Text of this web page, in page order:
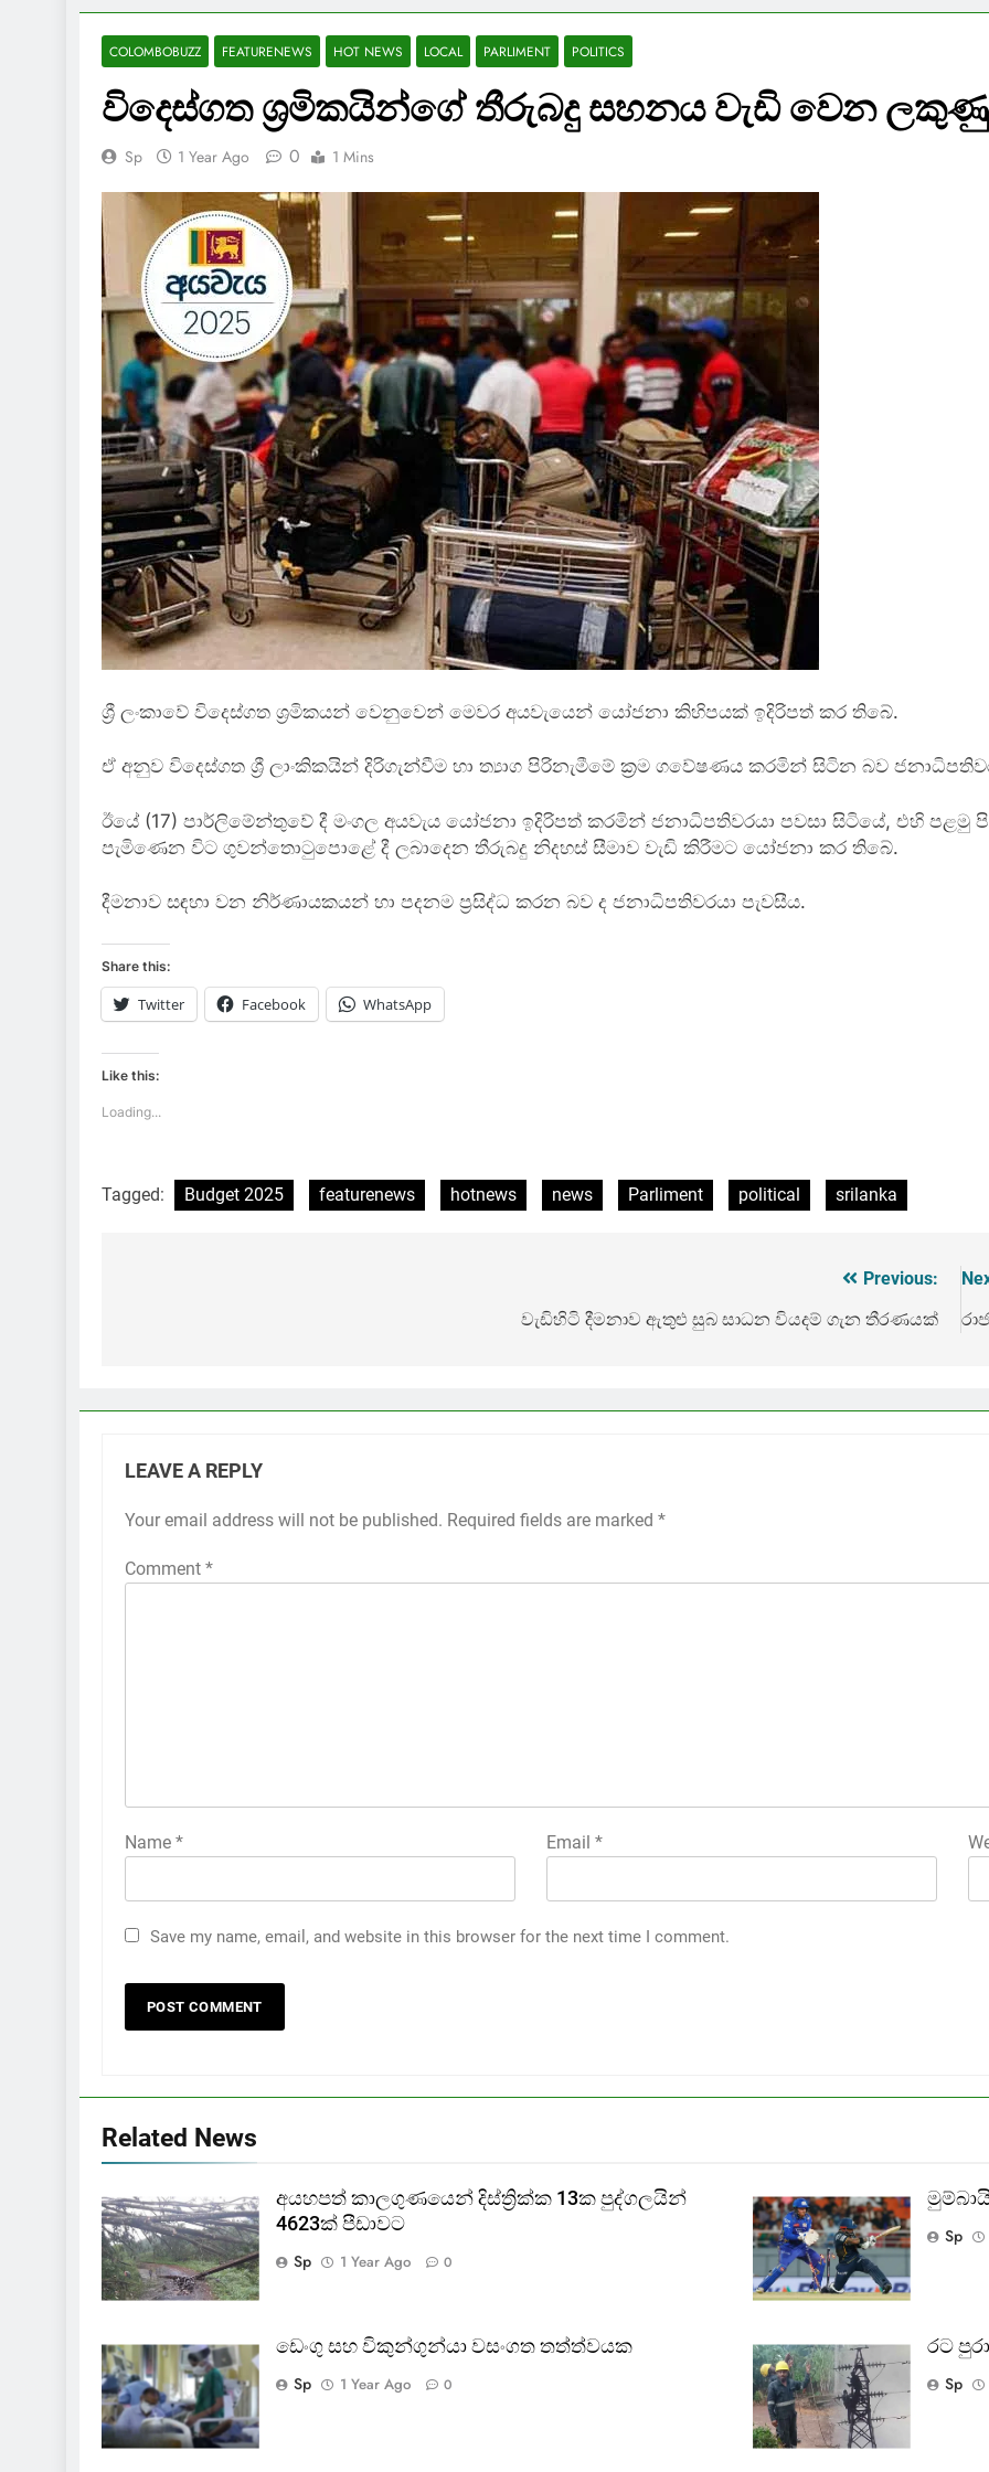
COLOMBOBUZZ FEATURENEWS HOT NEWS LOCAL PARLIMENT POLITICS
විදෙස්ගත ශ්‍රමිකයින්ගේ තීරුබදු සහනය වැඩි වෙන ලකුණු
Sp 1 Year Ago 0 1 Mins
ශ්‍රී ලංකාවේ විදෙස්ගත ශ්‍රමිකයන් වෙනුවෙන් මෙවර අයවැයෙන් යෝජනා කිහිපයක් ඉදිරිපත් කර තිබේ.
ඒ අනුව විදෙස්ගත ශ්‍රී ලාංකිකයින් දිරිගැන්වීම හා ත්‍යාග පිරිනැමීමේ ක්‍රම ගවේෂණය කරමින් සිටින බව
ඊයේ (17) පාර්ලිමේන්තුවේ දී මංගල අයවැය යෝජනා ඉදිරිපත් කරමින් ජනාධිපතිවරයා පවසා සිටියේ, එහි පළමු
පැමිණෙන විට ගුවන්තොටුපොළේ දී ලබාදෙන තීරුබදු නිදහස් සීමාව වැඩි කිරීමට යෝජනා කර තිබේ.
දීමනාව සඳහා වන නිර්ණායකයන් හා පදනම ප්‍රසිද්ධ කරන බව ද ජනාධිපතිවරයා පැවසීය.
Share this:
Twitter Facebook WhatsApp
Like this:
Loading...
Tagged: Budget 2025 featurenews hotnews news Parliment political srilanka
Previous:
වැඩිහිටි දීමනාව ඇතුළු සුබ සාධන වියදම් ගැන තීරණයක්
LEAVE A REPLY
Your email address will not be published. Required fields are marked *
Comment *
Name * Email*
Save my name, email, and website in this browser for the next time I comment.
Related News
අයහපත් කාලගුණයෙන් දිස්ත්‍රික්ක 13ක පුද්ගලයින්
4623ක් පීඩාවට
Sp
1 Year Ago 0
Sp
ඩෙංගු සහ විකුන්ගුන්යා වසංගත තත්ත්වයක
Sp
1 Year Ago 0
රට
Sp